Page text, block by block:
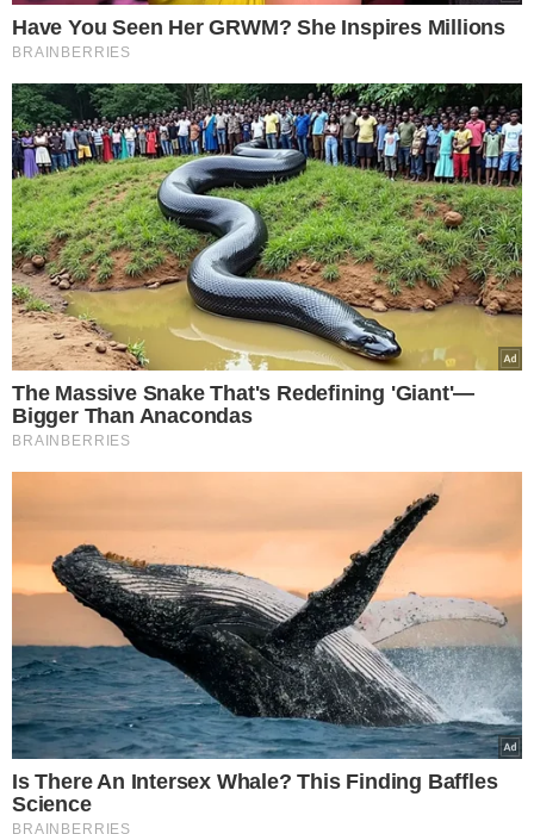
fevereiro. Iniciou com sinais e sintomas (Febre, tosse
seca, dor de garganta e coriza) compatíveis com a
suspeita de Doença pelo Coronavírus 2019 (COVID-19). O
paciente está bem, com sinais brandos e recebeu as
orientações de precaução padrão.
A SES/SP e SMS/SP estão realizando a identificação dos
contatos no domicílio, hospital e voo, com apoio da
Anvisa junto à companhia aérea", diz a nota do Ministério
da Saúde.
Casos monitorados
A Secretaria Estadual de Saúde também informou nesta
terça-feira (25) que está monitorando três casos
suspeitos de coronavírus na cidade de São Paulo,
incluindo o do homem de 61 anos, e um quarto caso no
interior do estado. São quatro adultos. O caso
monitorado no interior de SP é na cidade de Bauru.
Todos os pacientes tiveram histórico de viagens para o
exterior.
O caso do homem de 61 anos, que viajou para Itália, com
suspeita de confirmação foi incluído na contabilidade
nesta terça-feira. O país, juntamente com Austrália,
China, Coreia do Sul, Coreia do Norte, Camboja, Filipinas,
Japão, Malásia, Vietnã, Singapura, Tailândia, Alemanha,
França, Irã e Emirados Árabes Unidos, entraram na
relação de locais de origem ou transição definitiva
definida pelo Ministério da Saúde.
Até o momento, São Paulo descartou 26 suspeitos de
COVID-19. Todos os suspeitos de terem contraído a
doença ficam em isolamento, e seus familiares estão
orientados com relação às medidas necessárias para se
prevenirem, como uso de máscaras, higienização das
mãos e não compartilhamento de objetos de uso